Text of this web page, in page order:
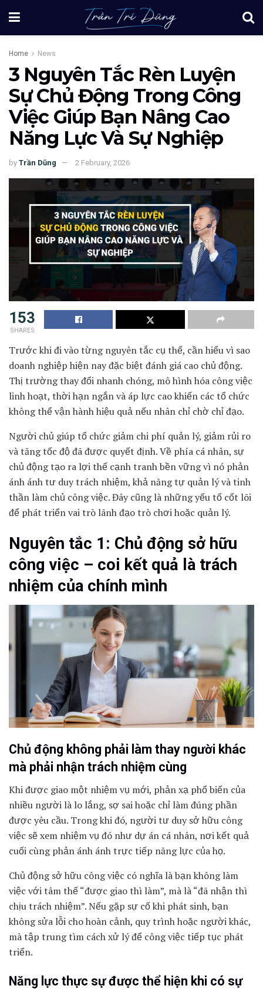
Home News
3 Nguyên Tắc Rèn Luyện
Sự Chủ Động Trong Công
Việc Giúp Bạn Nâng Cao
Năng Lực Và Sự Nghiệp
by Trần Dũng 2 February, 2026
153
SHARES
Trước khi đi vào từng nguyên tắc cụ thể, cần hiểu vì sao
doanh nghiệp hiện nay đặc biệt đánh giá cao chủ động.
Thị trường thay đổi nhanh chóng, mô hình hóa công việc
linh hoạt, thời hạn ngắn và áp lực cao khiến các tổ chức
không thể vận hành hiệu quả nếu nhân chỉ chờ chỉ đạo.
Người chủ giúp tổ chức giảm chi phí quản lý, giảm rủi ro
và tăng tốc độ đã được quyết định. Về phía cá nhân, sự
chủ động tạo ra lợi thế cạnh tranh bền vững vì nó phản
ánh ánh tư duy trách nhiệm, khả năng tự quản lý và tinh
thần làm chủ công việc. Đây cũng là những yếu tố cốt lõi
để phát triển vai trò lãnh đạo trò chơi hoặc quản lý.
Nguyên tắc 1: Chủ động sở hữu
công việc – coi kết quả là trách
nhiệm của chính mình
Chủ động không phải làm thay người khác
mà phải nhận trách nhiệm cùng
Khi được giao một nhiệm vụ mới, phản xạ phổ biến của
nhiều người là lo lắng, sợ sai hoặc chỉ làm đúng phần
được yêu cầu. Trong khi đó, người tư duy sở hữu công
việc sẽ xem nhiệm vụ đó như dự án cá nhân, nơi kết quả
cuối cùng phản ánh ánh trực tiếp năng lực của họ.
Chủ động sở hữu công việc có nghĩa là bạn không làm
việc với tâm thế “được giao thì làm”, mà là “đã nhận thì
chịu trách nhiệm”. Nếu gặp sự cố khi phát sinh, bạn
không sửa lỗi cho hoàn cảnh, quy trình hoặc người khác,
mà tập trung tìm cách xử lý để công việc tiếp tục phát
triển.
Năng lực thực sự được thể hiện khi có sự